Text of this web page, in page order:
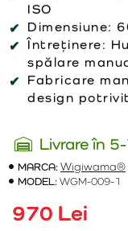
ISO
Dimensiune:
Întreținere:
spălare
Fabricare
design
Livrare în
MARCA:Wigiwama®
MODEL:WGM-009-1
970 Lei